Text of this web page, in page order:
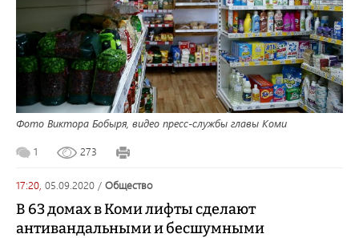
Фото Виктора Бобыря, видео пресс-службы главы Коми
1 273
17:20, 05.09.2020 / общество
В 63 домах в Коми лифты сделают
антивандальными и бесшумными